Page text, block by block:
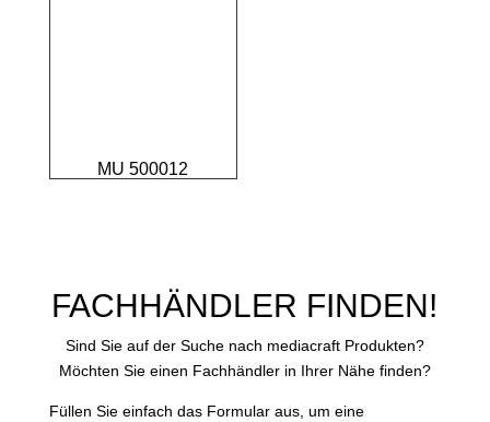
MU 500012
FACHHÄNDLER FINDEN!
Sind Sie auf der Suche nach mediacraft Produkten?
Möchten Sie einen Fachhändler in Ihrer Nähe finden?
Füllen Sie einfach das Formular aus, um eine